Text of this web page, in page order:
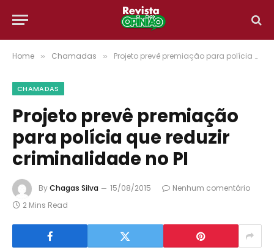
Home » Chamadas » Projeto prevê premiação para polícia que reduzir criminalidade no PI
CHAMADAS
Projeto prevê premiação
para polícia que reduzir
criminalidade no PI
ByChagas Silva 15/08/2015
Nenhum comentário
2 Mins Read